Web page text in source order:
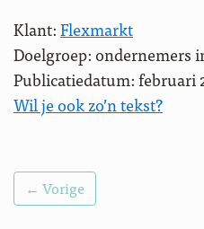
Klant:Flexmarkt
Doelgroep: ondernemers
Publicatiedatum: februari
Wil je ook zo’n tekst?
← Vorige